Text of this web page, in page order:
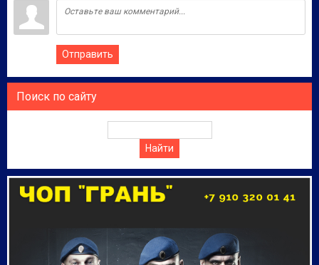
Отправить
Поиск по сайту